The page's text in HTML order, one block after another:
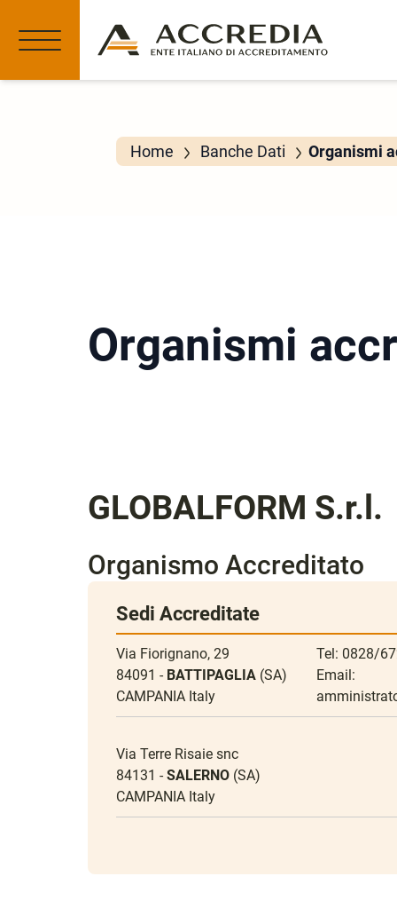
Home Banche Dati Organismi
Organismi
GLOBALFORM S.r.l.
Organismo Accreditato
Sedi Accreditate
Via Fiorignano, 29
84091 - BATTIPAGLIA (SA)
CAMPANIA Italy
Tel: 0828/
Email:
Via Terre Risaie snc
84131 -SALERNO (SA)
CAMPANIA Italy